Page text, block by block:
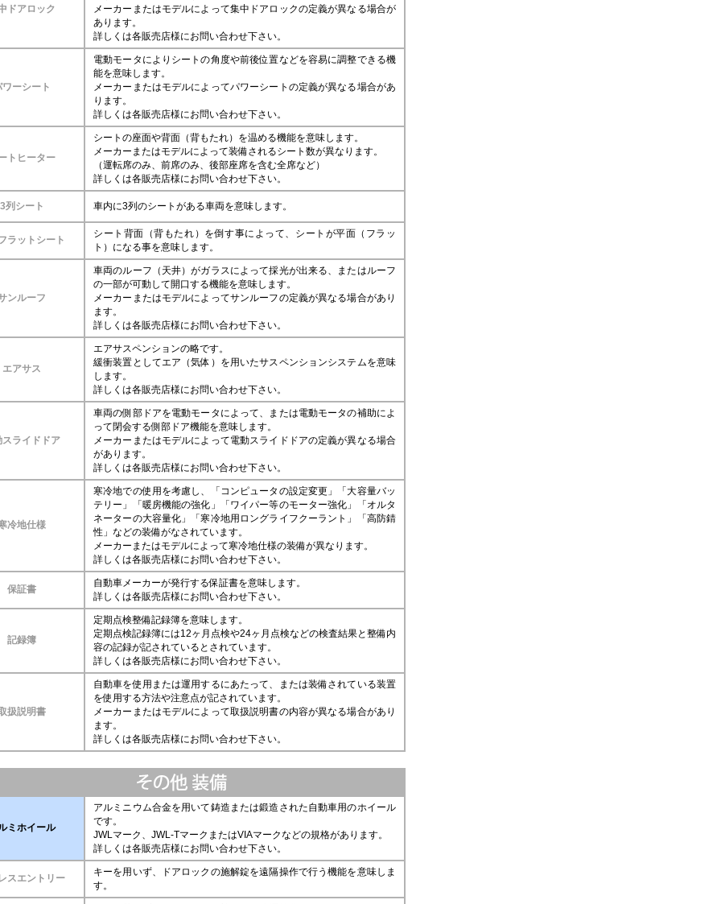
ドアロック
メーカーまたはモデルによって集中ドアロックの定義が異なる場合が
あります。
詳しくは各販売店様にお問い合わせ下さい。
ワーシート
電動モータによりシートの角度や前後位置などを容易に調整できる機
能を意味します。
メーカーまたはモデルによってパワーシートの定義が異なる場合があ
ります。
詳しくは各販売店様にお問い合わせ下さい。
トヒーター
シートの座面や背面（背もたれ）を温める機能を意味します。
メーカーまたはモデルによって装備されるシート数が異なります。
（運転席のみ、前席のみ、後部座席を含む全席など）
詳しくは各販売店様にお問い合わせ下さい。
3列シート 車内に3列のシートがある車両を意味します。
ラットシート
シート背面（背もたれ）を倒す事によって、シートが平面（フラッ
ト）になる事を意味します。
ンルーフ
車両のルーフ（天井）がガラスによって採光が出来る、またはルーフ
の一部が可動して開口する機能を意味します。
メーカーまたはモデルによってサンルーフの定義が異なる場合があり
ます。
詳しくは各販売店様にお問い合わせ下さい。
エアサス
エアサスペンションの略です。
緩衝装置としてエア（気体）を用いたサスペンションシステムを意味
します。
詳しくは各販売店様にお問い合わせ下さい。
スライドドア
車両の側部ドアを電動モータによって、または電動モータの補助によ
って閉会する側部ドア機能を意味します。
メーカーまたはモデルによって電動スライドドアの定義が異なる場合
があります。
詳しくは各販売店様にお問い合わせ下さい。
冷地仕様
寒冷地での使用を考慮し、「コンピュータの設定変更」「大容量バッ
テリー」「暖房機能の強化」「ワイパー等のモーター強化」「オルタ
ネーターの大容量化」「寒冷地用ロングライフクーラント」「高防錆
性」などの装備がなされています。
メーカーまたはモデルによって寒冷地仕様の装備が異なります。
詳しくは各販売店様にお問い合わせ下さい。
保証書
自動車メーカーが発行する保証書を意味します。
詳しくは各販売店様にお問い合わせ下さい。
記録簿
定期点検整備記録簿を意味します。
定期点検記録簿には12ヶ月点検や24ヶ月点検などの検査結果と整備内
容の記録が記されているとされています。
詳しくは各販売店様にお問い合わせ下さい。
扱説明書
自動車を使用または運用するにあたって、または装備されている装置
を使用する方法や注意点が記されています。
メーカーまたはモデルによって取扱説明書の内容が異なる場合があり
ます。
詳しくは各販売店様にお問い合わせ下さい。
ミホイール
アルミニウム合金を用いて鋳造または鍛造された自動車用のホイール
です。
JWLマーク、JWL-TマークまたはVIAマークなどの規格があります。
詳しくは各販売店様にお問い合わせ下さい。
スエントリー
キーを用いず、ドアロックの施解錠を遠隔操作で行う機能を意味しま
す。